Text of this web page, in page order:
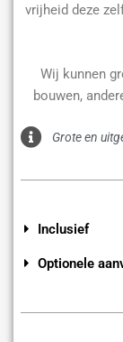
vrijheid deze
Wij kunnen
bouwen,
Grote en
Inclusief
Optionele